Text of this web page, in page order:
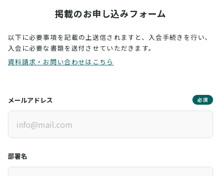
掲載のお申し込みフォーム
以下に必要事項を記載の上送信されますと、入会手続きを行い、
入会に必要な書類を送付させていただきます。
資料請求・お問い合わせはこちら
メールアドレス 必須
部署名